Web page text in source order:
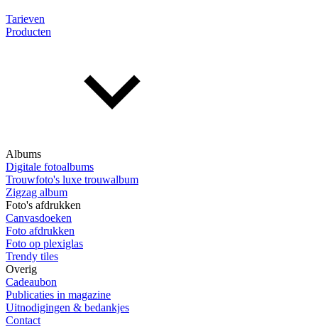
Tarieven
Producten
Albums
Digitale fotoalbums
Trouwfoto's luxe trouwalbum
Zigzag album
Foto's afdrukken
Canvasdoeken
Foto afdrukken
Foto op plexiglas
Trendy tiles
Overig
Cadeaubon
Publicaties in magazine
Uitnodigingen & bedankjes
Contact